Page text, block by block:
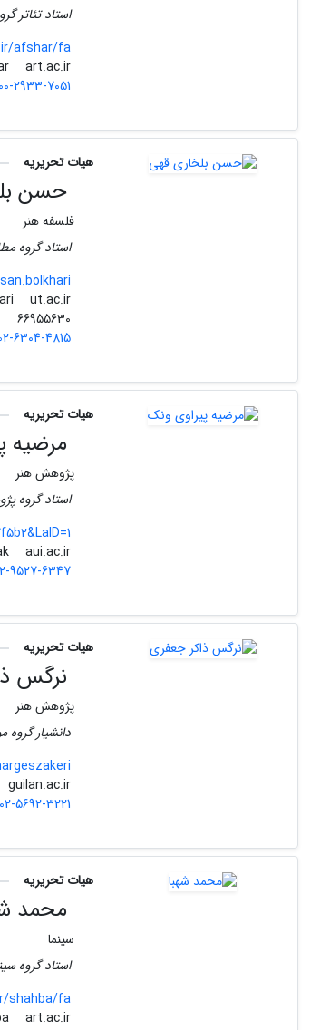
استاد تئاتر
afshar/fa
h.r.afshar
art.ac.ir
2933-7051
هیات تحریریه
حسن
فلسفه هنر
استاد گروه
hasan.bolkhari
ut.ac.ir
6304-4815
هیات تحریریه
مرضیه
پژوهش هنر
استاد گروه
m.piravivanak
aui.ac.ir
9527-6347
هیات تحریریه
نرگس
پژوهش هنر
دانشیار
nargeszakeri
guilan.ac.ir
5692-3221
هیات تحریریه
محمد
سینما
استاد گروه
shahba/fa
shahba
art.ac.ir